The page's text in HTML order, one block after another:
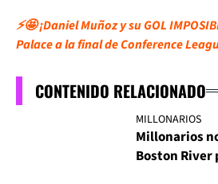
⚡🤩 ¡Daniel Muñoz y su GOL
Palace a la final de Conference
CONTENIDO RELACIONADO
MILLONARIOS
Millonarios
Boston River